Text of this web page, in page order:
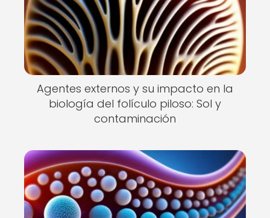
Agentes externos y su impacto en la
biología del folículo piloso: Sol y
contaminación